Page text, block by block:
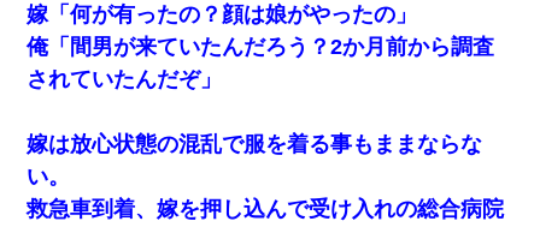
嫁「何が有ったの？顔は娘がやったの」
俺「間男が来ていたんだろう？2か月前から調査
されていたんだぞ」
嫁は放心状態の混乱で服を着る事もままならな
い。
救急車到着、嫁を押し込んで受け入れの総合病院